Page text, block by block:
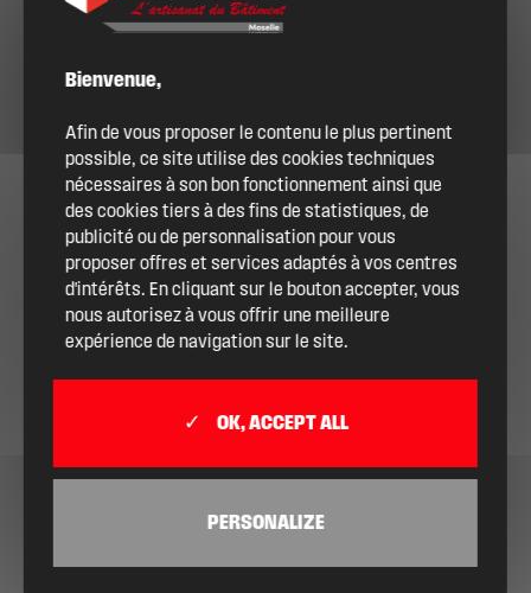
Bienvenue,
Afin de vous proposer le contenu le plus pertinent
possible, ce site utilise des cookies techniques
nécessaires à son bon fonctionnement ainsi que
des cookies tiers à des fins de statistiques, de
publicité ou de personnalisation pour vous
proposer offres et services adaptés à vos centres
d'intérêts. En cliquant sur le bouton accepter, vous
nous autorisez à vous offrir une meilleure
expérience de navigation sur le site.
OK, ACCEPT ALL
PERSONALIZE